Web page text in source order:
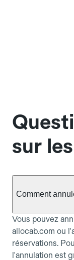
sur
Comment
Vous pouvez
allocab.com ou
réservations.
l'annulation est